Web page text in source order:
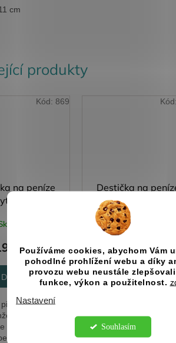
Používáme cookies, abychom Vám
pohodlné prohlížení webu a díky
provozu webu neustále
funkce, výkon a použitelnost.
Nastavení
Souhlasím
produkty
na peníze
snů
Kč
Do košíku
pro
nebo
umožňuje
originální
Kód: 869
Destička na
Skladem
196 Kč
Do košíku
novomanžele nebo
oslavence umožňuje
darovat peníze
Kód:
cm